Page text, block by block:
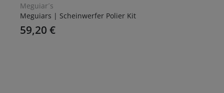
Meguiar´s
Meguiars | Scheinwerfer Polier Kit
59,20 €